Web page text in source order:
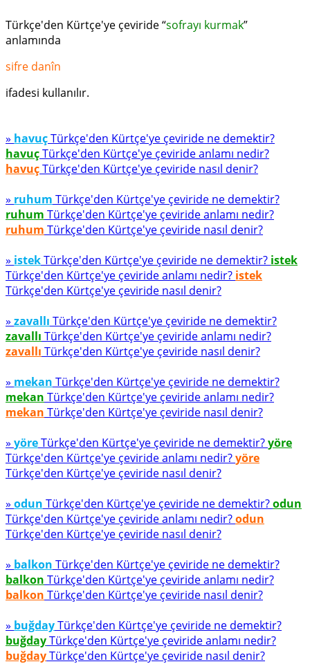
Türkçe'den Kürtçe'ye çeviride “sofrayı kurmak”
anlamında
sifre danîn
ifadesi kullanılır.
» havuçTürkçe'den Kürtçe'ye çeviride ne demektir?
havuçTürkçe'den Kürtçe'ye çeviride anlamı nedir?
havuçTürkçe'den Kürtçe'ye çeviride nasıl denir?
» ruhum Türkçe'den Kürtçe'ye çeviride ne demektir?
ruhum Türkçe'den Kürtçe'ye çeviride anlamı nedir?
ruhum Türkçe'den Kürtçe'ye çeviride nasıl denir?
» istekTürkçe'den Kürtçe'ye çeviride ne demektir? istek
Türkçe'den Kürtçe'ye çeviride anlamı nedir? istek
Türkçe'den Kürtçe'ye çeviride nasıl denir?
» zavallı Türkçe'den Kürtçe'ye çeviride ne demektir?
zavallı Türkçe'den Kürtçe'ye çeviride anlamı nedir?
zavallı Türkçe'den Kürtçe'ye çeviride nasıl denir?
» mekan Türkçe'den Kürtçe'ye çeviride ne demektir?
mekan Türkçe'den Kürtçe'ye çeviride anlamı nedir?
mekan Türkçe'den Kürtçe'ye çeviride nasıl denir?
» yöreTürkçe'den Kürtçe'ye çeviride ne demektir?yöre
Türkçe'den Kürtçe'ye çeviride anlamı nedir?yöre
Türkçe'den Kürtçe'ye çeviride nasıl denir?
» odun Türkçe'den Kürtçe'ye çeviride ne demektir?odun
Türkçe'den Kürtçe'ye çeviride anlamı nedir?odun
Türkçe'den Kürtçe'ye çeviride nasıl denir?
» balkon Türkçe'den Kürtçe'ye çeviride ne demektir?
balkon Türkçe'den Kürtçe'ye çeviride anlamı nedir?
balkon Türkçe'den Kürtçe'ye çeviride nasıl denir?
» buğdayTürkçe'den Kürtçe'ye çeviride ne demektir?
buğdayTürkçe'den Kürtçe'ye çeviride anlamı nedir?
buğdayTürkçe'den Kürtçe'ye çeviride nasıl denir?